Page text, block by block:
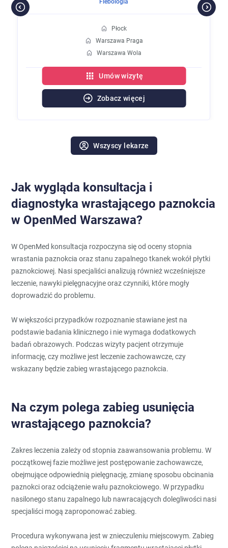
Flebologia
Płock
Warszawa Praga
Warszawa Wola
Umów wizytę
Zobacz więcej
Wszyscy lekarze
Jak wygląda konsultacja i
diagnostyka wrastającego paznokcia
w OpenMed Warszawa?
W OpenMed konsultacja rozpoczyna się od oceny stopnia
wrastania paznokcia oraz stanu zapalnego tkanek wokół płytki
paznokciowej. Nasi specjaliści analizują również wcześniejsze
leczenie, nawyki pielęgnacyjne oraz czynniki, które mogły
doprowadzić do problemu.
W większości przypadków rozpoznanie stawiane jest na
podstawie badania klinicznego i nie wymaga dodatkowych
badań obrazowych. Podczas wizyty pacjent otrzymuje
informację, czy możliwe jest leczenie zachowawcze, czy
wskazany będzie zabieg wrastającego paznokcia.
Na czym polega zabieg usunięcia
wrastającego paznokcia?
Zakres leczenia zależy od stopnia zaawansowania problemu. W
początkowej fazie możliwe jest postępowanie zachowawcze,
obejmujące odpowiednią pielęgnację, zmianę sposobu obcinania
paznokci oraz odciążenie wału paznokciowego. W przypadku
nasilonego stanu zapalnego lub nawracających dolegliwości nasi
specjaliści mogą zaproponować zabieg.
Procedura wykonywana jest w znieczuleniu miejscowym. Zabieg